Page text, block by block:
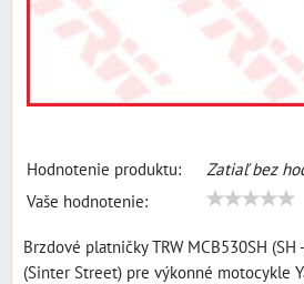
Hodnotenie produktu:
Zatiaľ bez
Vaše hodnotenie:
Brzdové platničky TRW MCB530SH
(Sinter Street) pre výkonné motocykle